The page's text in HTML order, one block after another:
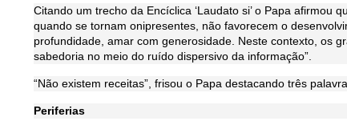
Citando um trecho da Encíclica ‘Laudato si’ o Papa
quando se tornam onipresentes, não favorecem o
profundidade, amar com generosidade. Neste contexto, os
sabedoria no meio do ruído dispersivo da informação”.
“Não existem receitas”, frisou o Papa destacando três
Periferias